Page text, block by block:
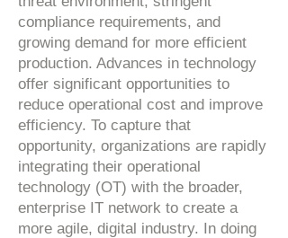
compliance requirements, and
growing demand for more efficient
production. Advances in technology
offer significant opportunities to
reduce operational cost and improve
efficiency. To capture that
opportunity, organizations are rapidly
integrating their operational
technology (OT) with the broader,
enterprise IT network to create a
more agile, digital industry. In doing